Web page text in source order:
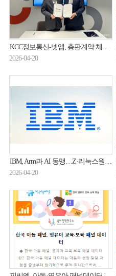
KCC정보통신-넷앱, 총판계약 체결…국내 AI 데이터 인프라시장 공략
2026-04-20
IBM, Arm과 AI 동맹…Z·리눅스원 메인프레임서 Arm SW 돌린다
2026-04-20